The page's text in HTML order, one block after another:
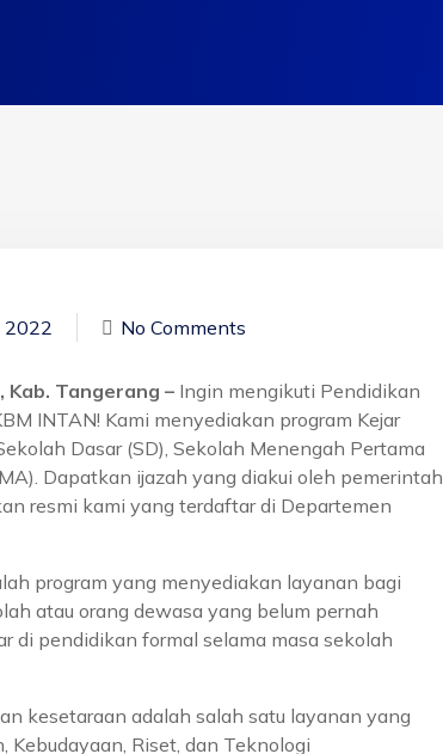
2022 No Comments
Kab. Tangerang – Ingin mengikuti Pendidikan
INTAN! Kami menyediakan program Kejar
Dasar (SD), Sekolah Menengah Pertama
Dapatkan ijazah yang diakui oleh pemerintah
resmi kami yang terdaftar di Departemen
program yang menyediakan layanan bagi
atau orang dewasa yang belum pernah
di pendidikan formal selama masa sekolah
kesetaraan adalah salah satu layanan yang
Riset, dan Teknologi